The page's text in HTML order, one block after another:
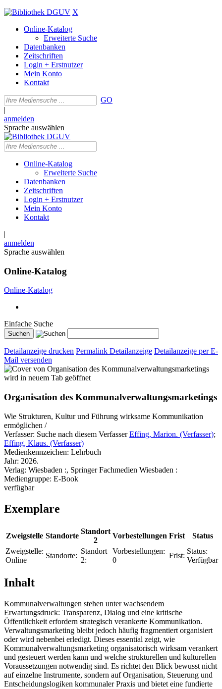
X
Online-Katalog
Erweiterte Suche
Datenbanken
Zeitschriften
Login + Erstnutzer
Mein Konto
Kontakt
GO
|
anmelden
Sprache auswählen
Online-Katalog
Erweiterte Suche
Datenbanken
Zeitschriften
Login + Erstnutzer
Mein Konto
Kontakt
|
anmelden
Sprache auswählen
Online-Katalog
Online-Katalog
Einfache Suche
Detailanzeige drucken Permalink Detailanzeige Detailanzeige per E-
Mail versenden
wird in neuem Tab geöffnet
Organisation des Kommunalverwaltungsmarketings
Wie Strukturen, Kultur und Führung wirksame Kommunikation
ermöglichen /
Verfasser: Suche nach diesem Verfasser Effing, Marion. (Verfasser);
Effing, Klaus. (Verfasser)
Medienkennzeichen: Lehrbuch
Jahr: 2026.
Verlag: Wiesbaden :, Springer Fachmedien Wiesbaden :
Mediengruppe: E-Book
verfügbar
Exemplare
Zweigstelle Standorte
Standort
2
Vorbestellungen Frist
Status
Zweigstelle:
Online
Standorte:
Standort
2:
Vorbestellungen:
0
Frist:
Status:
Verfügbar
Inhalt
Kommunalverwaltungen stehen unter wachsendem
Erwartungsdruck: Transparenz, Dialog und eine kritische
Öffentlichkeit erfordern strategisch verankerte Kommunikation.
Verwaltungsmarketing bleibt jedoch häufig fragmentiert organisiert
oder wird nebenbei erledigt. Dieses essential zeigt, wie
Kommunalverwaltungsmarketing organisatorisch wirksam verankert
und gesteuert werden kann und welche strukturellen und kulturellen
Voraussetzungen notwendig sind. Es richtet den Blick bewusst nicht
auf einzelne Instrumente, sondern auf Organisation, Steuerung und
Entscheidungslogiken kommunaler Praxis und bietet eine fundierte